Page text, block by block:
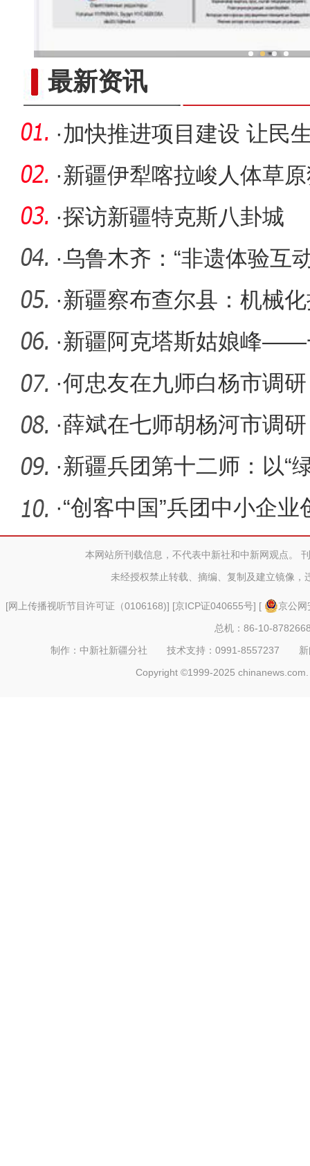
最新资讯
·加快推进项目建设 让民
·新疆伊犁喀拉峻人体草
·探访新疆特克斯八卦城
·乌鲁木齐：“非遗体验互
·新疆察布查尔县：机械
·新疆阿克塔斯姑娘峰——
地
·何忠友在九师白杨市调研
·薛斌在七师胡杨河市调研
·新疆兵团第十二师：以“
新画
·“创客中国”兵团中小企
本网站所刊载信息，不代表中新社和中新网观点。
未经授权禁止转载、摘编、复制及建立镜像，
[网上传播视听节目许可证（0106168)] [京ICP证040655号] [
京公
总机：86-10-
制作：中新社新疆分社 技术支持：0991-8557237
Copyright ©1999-2025